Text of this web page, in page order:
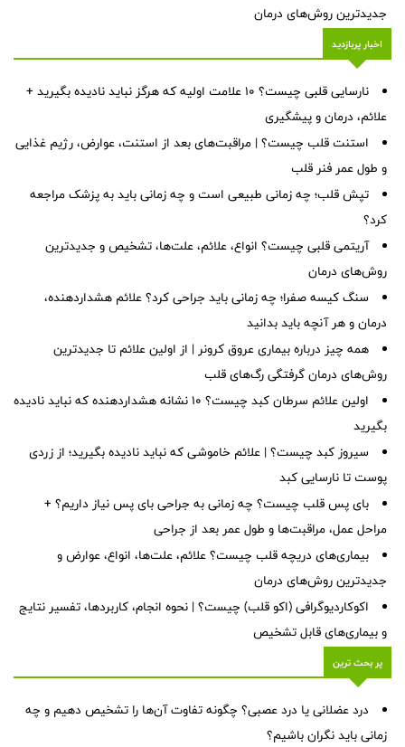
جدیدترین روش‌های درمان
اخبار پربازدید
نارسایی قلبی چیست؟ ۱۰ علامت اولیه که هرگز نباید نادیده بگیرید +
علائم، درمان و پیشگیری
استنت قلب چیست؟ | مراقبت‌های بعد از استنت، عوارض، رژیم غذایی
و طول عمر فنر قلب
تپش قلب؛ چه زمانی طبیعی است و چه زمانی باید به پزشک مراجعه
کرد؟
آریتمی قلبی چیست؟ انواع، علائم، علت‌ها، تشخیص و جدیدترین
روش‌های درمان
سنگ کیسه صفرا؛ چه زمانی باید جراحی کرد؟ علائم هشداردهنده،
درمان و هر آنچه باید بدانید
همه چیز درباره بیماری عروق کرونر | از اولین علائم تا جدیدترین
روش‌های درمان گرفتگی رگ‌های قلب
اولین علائم سرطان کبد چیست؟ ۱۰ نشانه هشداردهنده که نباید نادیده
بگیرید
سیروز کبد چیست؟ | علائم خاموشی که نباید نادیده بگیرید؛ از زردی
پوست تا نارسایی کبد
بای پس قلب چیست؟ چه زمانی به جراحی بای پس نیاز داریم؟ +
مراحل عمل، مراقبت‌ها و طول عمر بعد از جراحی
بیماری‌های دریچه قلب چیست؟ علائم، علت‌ها، انواع، عوارض و
جدیدترین روش‌های درمان
اکوکاردیوگرافی (اکو قلب) چیست؟ | نحوه انجام، کاربردها، تفسیر نتایج
و بیماری‌های قابل تشخیص
پر بحث ترین
درد عضلانی یا درد عصبی؟ چگونه تفاوت آن‌ها را تشخیص دهیم و چه
زمانی باید نگران باشیم؟